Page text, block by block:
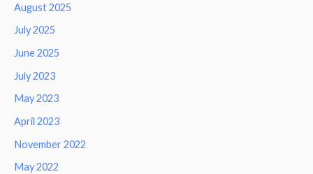
August 2025
July 2025
June 2025
July 2023
May 2023
April 2023
November 2022
May 2022